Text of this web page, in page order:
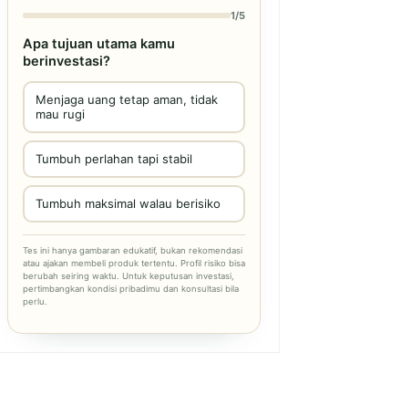
1/5
Apa tujuan utama kamu
berinvestasi?
Menjaga uang tetap aman, tidak
mau rugi
Tumbuh perlahan tapi stabil
Tumbuh maksimal walau berisiko
Tes ini hanya gambaran edukatif, bukan rekomendasi
atau ajakan membeli produk tertentu. Profil risiko bisa
berubah seiring waktu. Untuk keputusan investasi,
pertimbangkan kondisi pribadimu dan konsultasi bila
perlu.